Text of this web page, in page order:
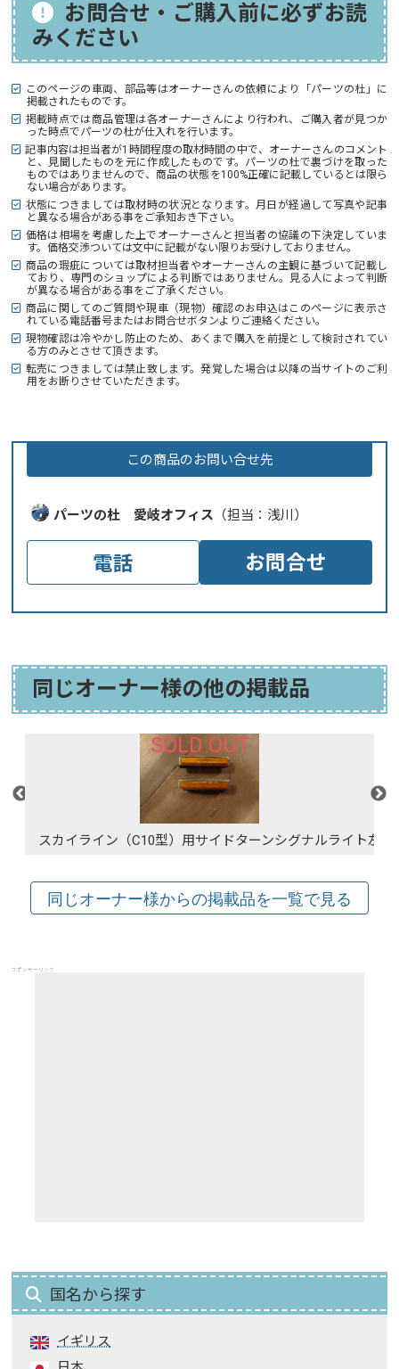
お問合せ・ご購入前に必ずお読
みください
このページの車両、部品等はオーナーさんの依頼により「パーツの杜」に
掲載されたものです。
掲載時点では商品管理は各オーナーさんにより行われ、ご購入者が見つか
った時点でパーツの杜が仕入れを行います。
記事内容は担当者が1時間程度の取材時間の中で、オーナーさんのコメント
と、見聞したものを元に作成したものです。パーツの杜で裏づけを取った
ものではありませんので、商品の状態を100%正確に記載しているとは限ら
ない場合があります。
状態につきましては取材時の状況となります。月日が経過して写真や記事
と異なる場合がある事をご承知おき下さい。
価格は相場を考慮した上でオーナーさんと担当者の協議の下決定していま
す。価格交渉ついては文中に記載がない限りお受けしておりません。
商品の瑕疵については取材担当者やオーナーさんの主観に基づいて記載し
ており、専門のショップによる判断ではありません。見る人によって判断
が異なる場合がある事をご了承ください。
商品に関してのご質問や現車（現物）確認のお申込はこのページに表示さ
れている電話番号またはお問合せボタンよりご連絡ください。
現物確認は冷やかし防止のため、あくまで購入を前提として検討されてい
る方のみとさせて頂きます。
転売につきましては禁止致します。発覚した場合は以降の当サイトのご利
用をお断りさせていただきます。
この商品のお問い合せ先
パーツの杜 愛岐オフィス （担当：浅川）
電話 お問合せ
同じオーナー様の他の掲載品
SOLD OUT
スカイライン（C10型）用サイドターンシグナルライト左右
スポンサーリンク
国名から探す
イギリス